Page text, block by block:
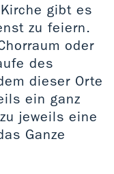
gibt es
zu feiern.
oder
des
dieser Orte
ein ganz
jeweils eine
Ganze